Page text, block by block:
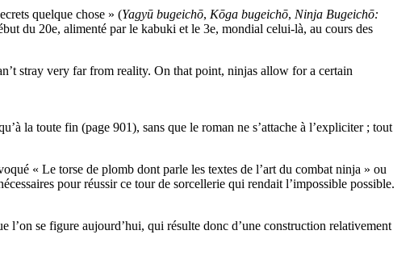
quelque chose » (Yagyū bugeichō, Kōga bugeichō, Ninja Bugeichō:
du 20e, alimenté par le kabuki et le 3e, mondial celui-là, au cours des
stray very far from reality. On that point, ninjas allow for a certain
la toute fin (page 901), sans que le roman ne s’attache à l’expliciter ; tout
« Le torse de plomb dont parle les textes de l’art du combat ninja » ou
pour réussir ce tour de sorcellerie qui rendait l’impossible possible.
l’on se figure aujourd’hui, qui résulte donc d’une construction relativement